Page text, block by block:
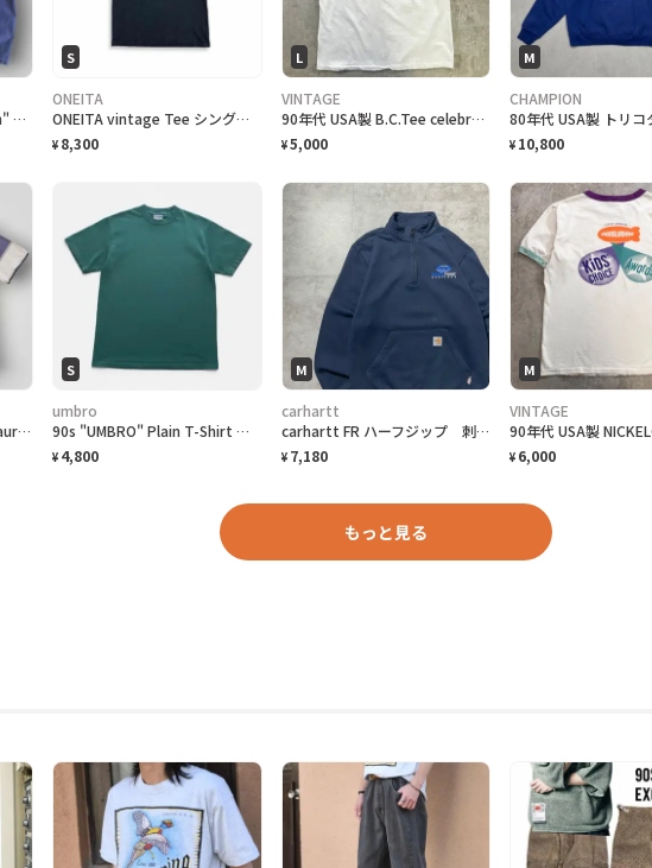
90s "Polo by Ralph Lauren" Reversible Hoodie Jacket ポロ ラルフローレン リバーシブル ジャケット[XL]
S
ONEITA
ONEITA vintage Tee シングルステッチ Tシャツ BOEING ボーイング
¥ 8,300
L
VINTAGE
90年代 USA製 B.C.Tee celebrate アートプリントTシャツ メンズL相当 古着 90s VINTAGE ヴィンテージ カナダ BC州 100周年記念 シングルステッチ 白色
¥5,000
M
CHAMPION
¥ 10,800
90s~00s "Polo by Ralph Lauren" S/S Border Polo Shirt ラルフローレン ボーダー ポロシャツ [XL]
S
umbro
90s "UMBRO" Plain T-Shirt アンブロ 無地Tシャツ [S]
¥ 4,800
M
carhartt
carhartt FR ハーフジップ 刺繍企業ロゴ ネイビー スウェット
¥ 7,180
M
VINTAGE
¥ 6,000
もっと見る